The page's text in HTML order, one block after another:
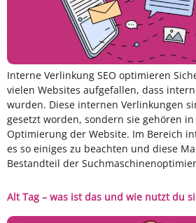
Interne Verlinkung SEO optimieren
vielen Websites aufgefallen, dass
wurden. Diese internen Verlinkungen
gesetzt worden, sondern sie gehören in
Optimierung der Website. Im Bereich
es so einiges zu beachten und diese
Bestandteil der
Alt Tag – was ist das und wie nutzt du